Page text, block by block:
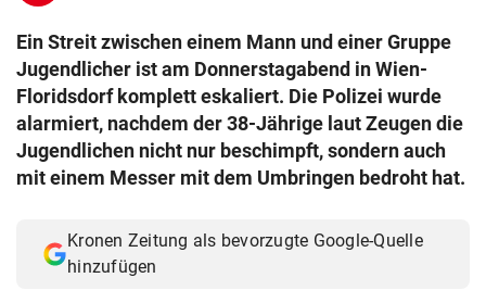
Ein Streit zwischen einem Mann und einer Gruppe
Jugendlicher ist am Donnerstagabend in Wien-
Floridsdorf komplett eskaliert. Die Polizei wurde
alarmiert, nachdem der 38-Jährige laut Zeugen die
Jugendlichen nicht nur beschimpft, sondern auch
mit einem Messer mit dem Umbringen bedroht hat.
Kronen Zeitung als bevorzugte Google-Quelle
hinzufügen